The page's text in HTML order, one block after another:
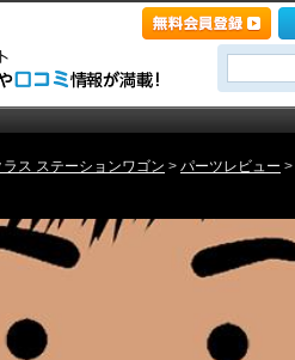
ラス ステーションワゴン > パーツレビュー >